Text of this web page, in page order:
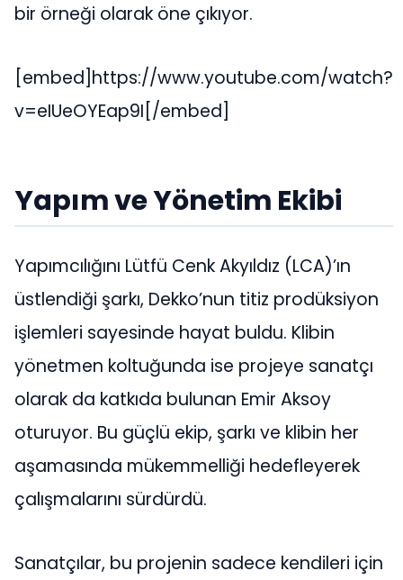
bir örneği olarak öne çıkıyor.
[embed]https://www.youtube.com/watch?
v=eIUeOYEap9I[/embed]
Yapım ve Yönetim Ekibi
Yapımcılığını Lütfü Cenk Akyıldız (LCA)’ın
üstlendiği şarkı, Dekko’nun titiz prodüksiyon
işlemleri sayesinde hayat buldu. Klibin
yönetmen koltuğunda ise projeye sanatçı
olarak da katkıda bulunan Emir Aksoy
oturuyor. Bu güçlü ekip, şarkı ve klibin her
aşamasında mükemmelliği hedefleyerek
çalışmalarını sürdürdü.
Sanatçılar, bu projenin sadece kendileri için